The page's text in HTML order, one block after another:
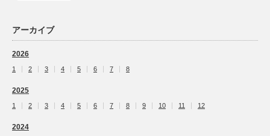
アーカイブ
2026
1 2 3 4 5 6 7 8
2025
1 2 3 4 5 6 7 8 9 10 11 12
2024